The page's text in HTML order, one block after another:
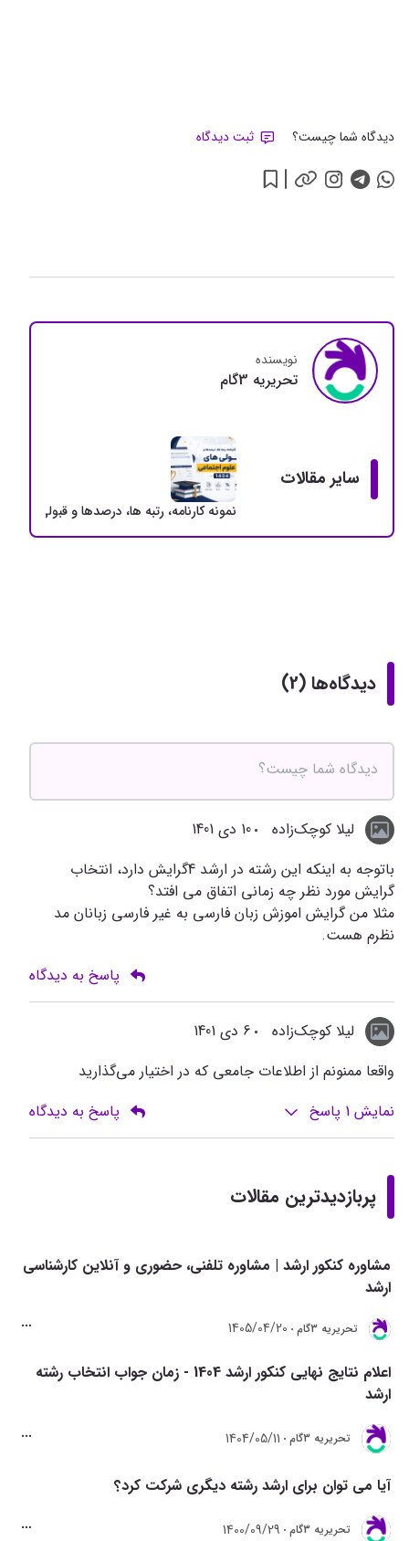
دیدگاه شما چیست؟ ثبت دیدگاه
نویسنده
تحريريه 3گام
سایر مقالات
نمونه کارنامه، رتبه ها، درصدها و قبولی های
دیدگاه‌ها (2)
لیلا کوچک‌زاده
10 دی 1401
باتوجه به اینکه این رشته در ارشد 4گرایش دارد، انتخاب
گرایش مورد نظر چه زمانی اتفاق می افتد؟
مثلا من گرایش اموزش زبان فارسی به غیر فارسی زبانان مد
نظرم هست.
پاسخ به دیدگاه
لیلا کوچک‌زاده
6 دی 1401
واقعا ممنونم از اطلاعات جامعی که در اختیار می‌گذارید
نمایش 1 پاسخ پاسخ به دیدگاه
پربازدیدترین مقالات
مشاوره کنکور ارشد | مشاوره تلفنی، حضوری و آنلاین کارشناسی
ارشد
تحريريه 3گام 1405/04/20
اعلام نتایج نهایی کنکور ارشد 1404 - زمان جواب انتخاب رشته
ارشد
تحريريه 3گام 1404/05/11
آیا می توان برای ارشد رشته دیگری شرکت کرد؟
تحريريه 3گام 1400/09/29